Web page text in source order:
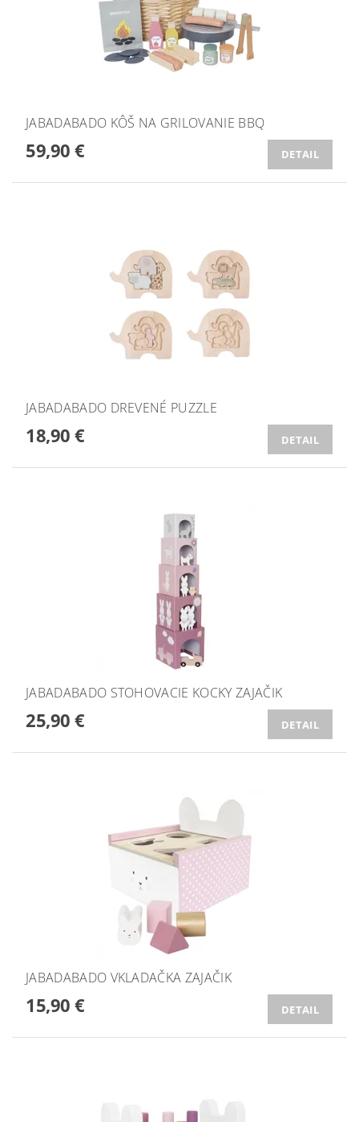
JABADABADO KÔŠ NA GRILOVANIE BBQ
59,90 € DETAIL
JABADABADO DREVENÉ PUZZLE
18,90 € DETAIL
JABADABADO STOHOVACIE KOCKY ZAJAČIK
25,90 € DETAIL
JABADABADO VKLADAČKA ZAJAČIK
15,90 € DETAIL